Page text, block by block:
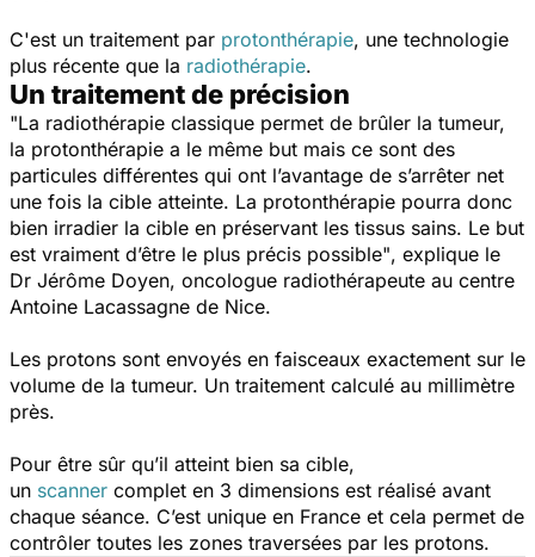
C'est un traitement par protonthérapie, une technologie
plus récente que la radiothérapie.
Un traitement de précision
"La radiothérapie classique permet de brûler la tumeur,
la protonthérapie a le même but mais ce sont des
particules différentes qui ont l’avantage de s’arrêter net
une fois la cible atteinte. La protonthérapie pourra donc
bien irradier la cible en préservant les tissus sains. Le but
est vraiment d’être le plus précis possible", explique le
Dr Jérôme Doyen, oncologue radiothérapeute au centre
Antoine Lacassagne de Nice.
Les protons sont envoyés en faisceaux exactement sur le
volume de la tumeur. Un traitement calculé au millimètre
près.
Pour être sûr qu’il atteint bien sa cible,
un scanner complet en 3 dimensions est réalisé avant
chaque séance. C’est unique en France et cela permet de
contrôler toutes les zones traversées par les protons.